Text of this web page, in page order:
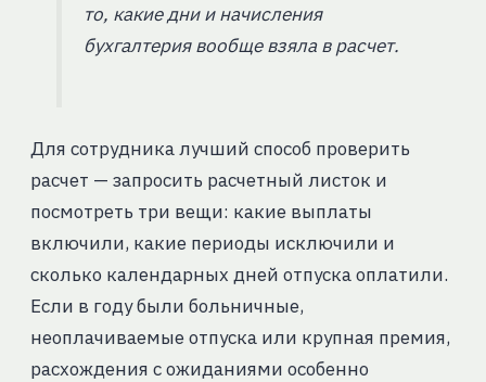
то, какие дни и начисления
бухгалтерия вообще взяла в расчет.
Для сотрудника лучший способ проверить
расчет — запросить расчетный листок и
посмотреть три вещи: какие выплаты
включили, какие периоды исключили и
сколько календарных дней отпуска оплатили.
Если в году были больничные,
неоплачиваемые отпуска или крупная премия,
расхождения с ожиданиями особенно